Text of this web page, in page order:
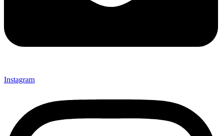
Instagram